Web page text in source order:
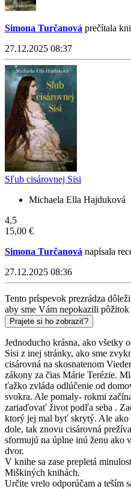
Simona Turčanová prečítala
27.12.2025 08:37
Sľub cisárovnej Sisi
Michaela Ella Hajduková
4,5
15,00 €
Simona Turčanová napísala
27.12.2025 08:36
Tento príspevok prezrádza
aby sme Vám nepokazili pôžitok
Prajete si ho zobraziť?
Jednoducho krásna, ako všetky
Sisi z inej stránky, ako sme
cisárovná na skosnatenom
zákony za čias Márie Terézie.
ťažko zvláda odlúčenie od
svokra. Ale pomaly- rokmi
zariaďovať život podľa seba .
ktorý jej mal byť skrytý. Ale ako
dole, tak znovu cisárovná
sformujú na úplne inú ženu ako
dvor.
V knihe sa zase prepletá
Miškiných knihách.
Určite vrelo odporúčam a teším